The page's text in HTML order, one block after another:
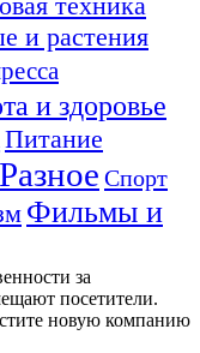
и растения
и здоровье
Питание
Разное Спорт
Фильмы и
за
посетители.
новую компанию